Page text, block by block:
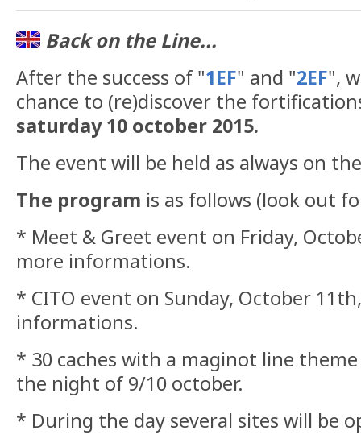
Back on the Line...
After the success of "1EF" and "2EF",
chance to (re)discover the
saturday 10 october 2015.
The event will be held as always on
The program is as follows (look out
* Meet & Greet event on Friday,
more informations.
* CITO event on Sunday, October
informations.
* 30 caches with a maginot line
the night of 9/10 october.
* During the day several sites will be